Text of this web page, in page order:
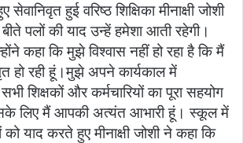
हुई वरिष्ठ शिक्षिका मीनाक्षी जोशी
पलों की याद उन्हें हमेशा आती रहेगी।
कहा कि मुझे विश्वास नहीं हो रहा है कि मैं
हो रही हूं।मुझे अपने कार्यकाल में
सभी शिक्षकों और कर्मचारियों का पूरा सहयोग
लिए मैं आपकी अत्यंत आभारी हूं। स्कूल में
को याद करते हुए मीनाक्षी जोशी ने कहा कि